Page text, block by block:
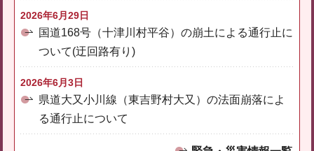
2026年6月29日
国道168号（十津川村平谷）の崩土による通行止に
ついて(迂回路有り)
2026年6月3日
県道大又小川線（東吉野村大又）の法面崩落によ
る通行止について